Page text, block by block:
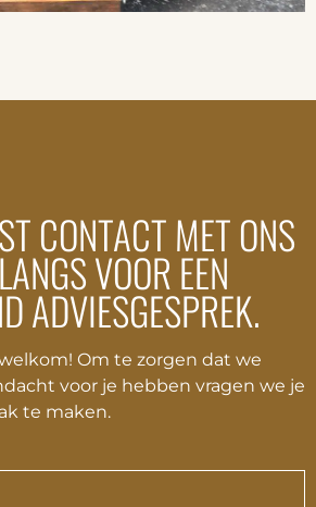
CONTACT MET ONS
VOOR EEN
ADVIESGESPREK.
Om te zorgen dat we
voor je hebben vragen we je
te maken.